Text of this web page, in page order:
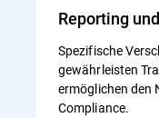
Reporting
Spezifische
gewährleisten
ermöglichen den
Compliance.